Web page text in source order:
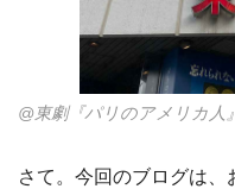
@東劇『パリのアメリカ人
さて。今回のブログは、